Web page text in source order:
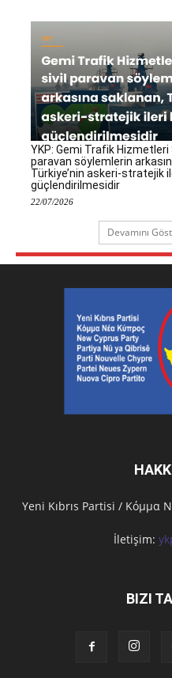
YKP: Gemi Trafik Hizmetleri
paravan söylemlerin
Türkiye’nin askeri-stratejik
güçlendirilmesidir
22/07/2026
Devamını
Υeni Kıbrıs Partisi / Κόμμα
İletişim:
BIZI